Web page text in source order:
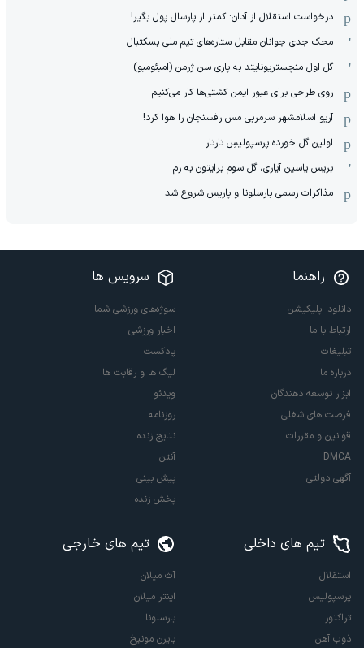
درخواست استقلال از آدان: کمتر از پارسال پول بگیر!
محک جدی ‌جوانان مقابل ستاره‌های تیم ملی بسکتبال
گل اول منچستریونایتد به پاری سن ژرمن (امبئومبو)
روی طرحی برای عبور ایمن کشتی‌ها کار می‌کنیم
آریو اسلامشهر سرمربی مس رفسنجان را هوا کرد!
اولین گل خورده پرسپولیسِ تارتار
بریس یاسین آیاری، گل سوم برایتون به رم
مذاکرات رسمی بارسلونا و پاریس شروع شد
راهنما
دانلود اپلیکیشن
ارتباط با ما
تبلیغات
درباره ما
ابزار توسعه دهندگان
فرصت های شغلی
قوانین و مقررات
DMCA
آگهی دولتی
سرویس ها
سوژه‌های ورزشی شما
اخبار ورزشی
پادکست
لیگ ها و رقابت ها
ویدئو
روزنامه
نتایج زنده
آنتن
پیش بینی
پخش زنده
تیم های داخلی
استقلال
پرسپولیس
تراکتور
ذوب آهن
تیم های خارجی
آث میلان
اینتر میلان
بارسلونا
بایرن مونیخ